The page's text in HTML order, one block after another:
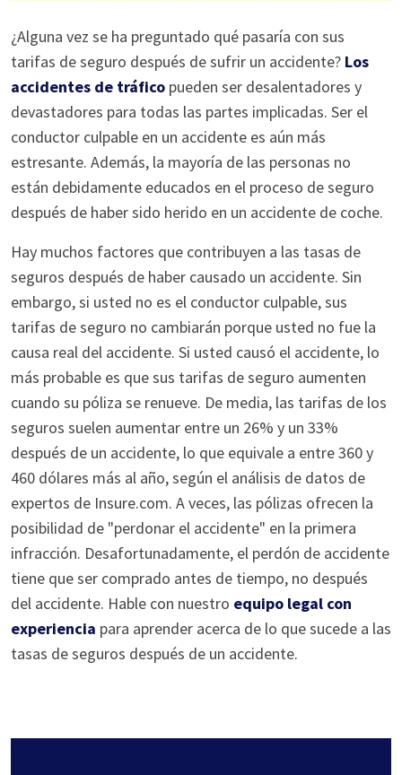
¿Qué
pasará
con
mi
seguro
después
de
un
¿Alguna vez se ha preguntado qué pasaría con sus
tarifas de seguro después de sufrir un accidente? Los
accidentes de tráfico pueden ser desalentadores y
devastadores para todas las partes implicadas. Ser el
conductor culpable en un accidente es aún más
estresante. Además, la mayoría de las personas no
están debidamente educados en el proceso de seguro
después de haber sido herido en un accidente de coche.
Hay muchos factores que contribuyen a las tasas de
seguros después de haber causado un accidente. Sin
embargo, si usted no es el conductor culpable, sus
tarifas de seguro no cambiarán porque usted no fue la
causa real del accidente. Si usted causó el accidente, lo
más probable es que sus tarifas de seguro aumenten
cuando su póliza se renueve. De media, las tarifas de los
seguros suelen aumentar entre un 26% y un 33%
después de un accidente, lo que equivale a entre 360 y
460 dólares más al año, según el análisis de datos de
expertos de Insure.com. A veces, las pólizas ofrecen la
posibilidad de "perdonar el accidente" en la primera
infracción. Desafortunadamente, el perdón de accidente
tiene que ser comprado antes de tiempo, no después
del accidente. Hable con nuestro equipo legal con
experiencia para aprender acerca de lo que sucede a las
tasas de seguros después de un accidente.